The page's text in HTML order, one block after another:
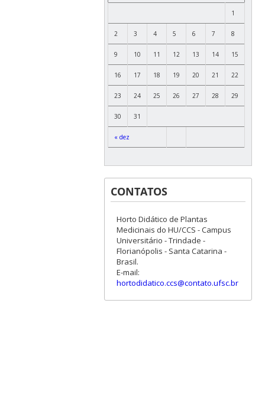
« dez
1
2 3 4 5 6 7 8
9 10 11 12 13 14 15
16 17 18 19 20 21 22
23 24 25 26 27 28 29
30 31
CONTATOS
Horto Didático de Plantas
Medicinais do HU/CCS - Campus
Universitário - Trindade -
Florianópolis - Santa Catarina -
Brasil.
E-mail:
hortodidatico.ccs@contato.ufsc.br